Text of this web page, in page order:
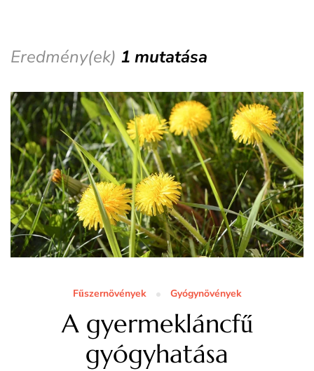
Eredmény(ek) 1 mutatása
Fűszernövények Gyógynövények
A gyermekláncfű
gyógyhatása